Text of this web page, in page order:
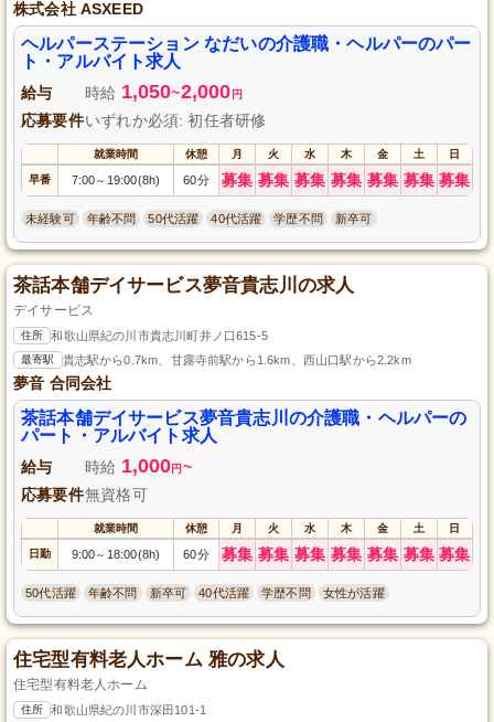
株式会社 ASXEED
ヘルパーステーション なだいの介護職・ヘルパーのパー
ト・アルバイト求人
給与 時給 1,050~2,000 円
応募要件いずれか必須: 初任者研修
就業時間 休憩 月 火 水 木 金 土 日
早番 7:00～ 19:00(8h) 60分 募集 募集 募集 募集 募集 募集 募集
未経験可 年齢不問 50代活躍 40代活躍 学歴不問 新卒可
茶話本舗デイサービス夢音貴志川の求人
デイサービス
住所 和歌山県紀の川市貴志川町井ノ口615-5
最寄駅 貴志駅から0.7km、甘露寺前駅から1.6km、西山口駅から2.2km
夢音 合同会社
茶話本舗デイサービス夢音貴志川の介護職・ヘルパーの
パート・アルバイト求人
給与 時給 1,000円 ~
応募要件無資格可
就業時間 休憩 月 火 水 木 金 土 日
日勤 9:00～ 18:00(8h) 60分 募集 募集 募集 募集 募集 募集 募集
50代活躍 年齢不問 新卒可 40代活躍 学歴不問 女性が活躍
住宅型有料老人ホーム 雅の求人
住宅型有料老人ホーム
住所 和歌山県紀の川市深田101-1